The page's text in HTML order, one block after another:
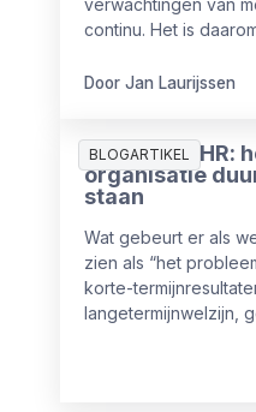
continu. Het is
groeien veel HR-
In dit artikel vind je
voor 2026, met
praktische stappen
starten.
Door Jan Laurijssen
BLOGARTIKEL
Duurzaam HR:
organisatie
staan
Wat gebeurt er als
zien als “het
korte-
langetermijnwelzijn,
sneller groeien dan